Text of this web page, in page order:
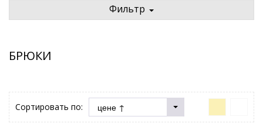
Фильтр
БРЮКИ
Сортировать по: